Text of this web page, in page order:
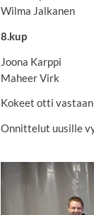
Wilma Jalkanen
8.kup
Joona Karppi
Maheer Virk
Kokeet otti vastaan
Onnittelut uusille